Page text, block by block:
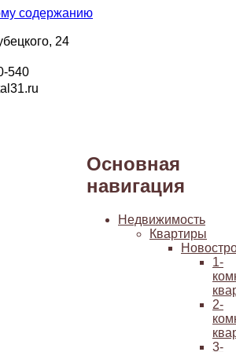
содержанию
24
540
Основная
навигация
Недвижимость
Квартиры
1-
2-
3-